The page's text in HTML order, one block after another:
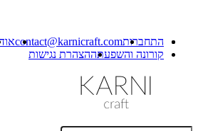
התחברותcontact@karnicraft.com
קורונה והשפעתההצהרת נגישות